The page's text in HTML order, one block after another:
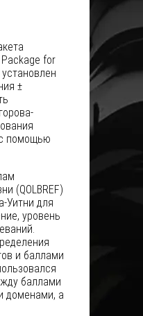
for
±
помощью
(QOLBREF)
Уитни для
уровень
и баллами
баллами
доменами, а